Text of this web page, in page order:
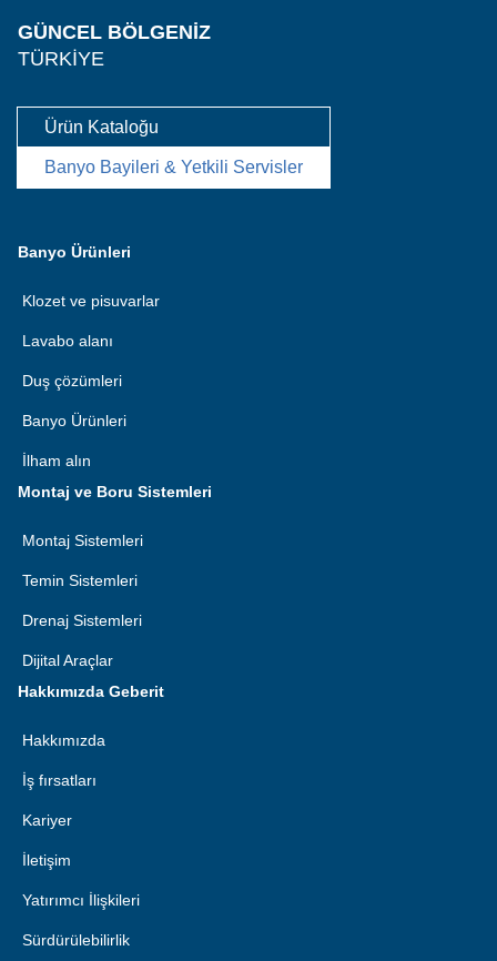
GÜNCEL BÖLGENIZ
TÜRKIYE
Ürün Kataloğu
Banyo Bayileri & Yetkili Servisler
Banyo Ürünleri
Klozet ve pisuvarlar
Lavabo alanı
Duş çözümleri
Banyo Ürünleri
İlham alın
Montaj ve Boru Sistemleri
Montaj Sistemleri
Temin Sistemleri
Drenaj Sistemleri
Dijital Araçlar
Hakkımızda Geberit
Hakkımızda
İş fırsatları
Kariyer
İletişim
Yatırımcı İlişkileri
Sürdürülebilirlik